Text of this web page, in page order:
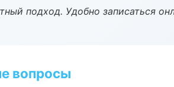
подход. Удобно записаться
вопросы